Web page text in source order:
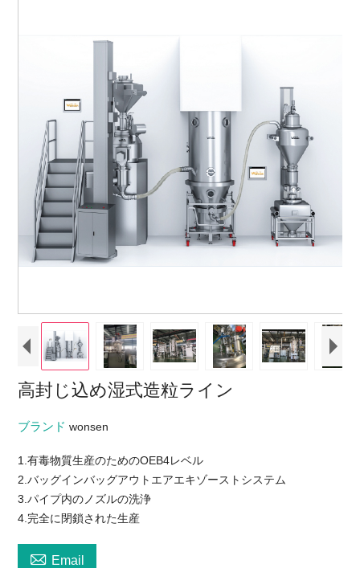
高封じ込め湿式造粒ライン
ブランドwonsen
1.有毒物質生産のためのOEB4レベル
2.バッグインバッグアウトエアエキゾーストシステム
3.パイプ内のノズルの洗浄
4.完全に閉鎖された生産
 Email